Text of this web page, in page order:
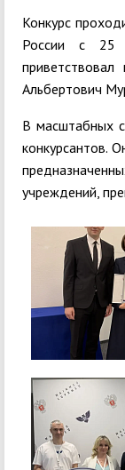
Конкурс
России с 25
Альбертович
В масштабных
конкурсантов.
учреждений,